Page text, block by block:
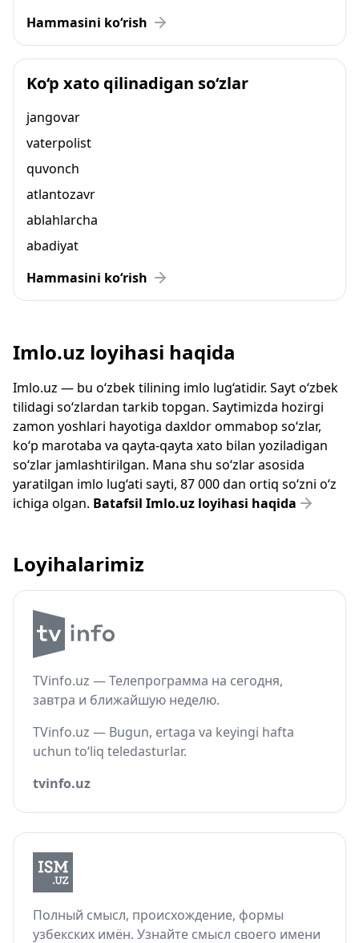
Hammasini ko‘rish
Ko‘p xato qilinadigan so‘zlar
jangovar
vaterpolist
quvonch
atlantozavr
ablahlarcha
abadiyat
Hammasini ko‘rish
Imlo.uz loyihasi haqida
Imlo.uz — bu o‘zbek tilining imlo lug‘atidir. Sayt o‘zbek
tilidagi so‘zlardan tarkib topgan. Saytimizda hozirgi
zamon yoshlari hayotiga daxldor ommabop so‘zlar,
ko‘p marotaba va qayta-qayta xato bilan yoziladigan
so‘zlar jamlashtirilgan. Mana shu so‘zlar asosida
yaratilgan imlo lug‘ati sayti, 87 000 dan ortiq so‘zni o‘z
ichiga olgan. Batafsil Imlo.uz loyihasi haqida
Loyihalarimiz
TVinfo.uz — Телепрограмма на сегодня,
завтра и ближайшую неделю.
TVinfo.uz — Bugun, ertaga va keyingi hafta
uchun to‘liq teledasturlar.
tvinfo.uz
Полный смысл, происхождение, формы
узбекских имён. Узнайте смысл своего имени